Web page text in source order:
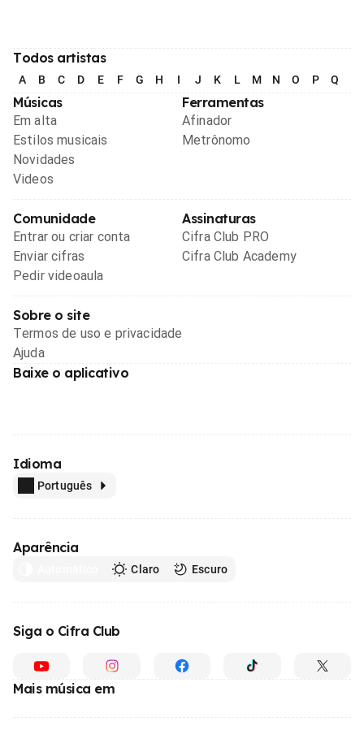
Todos artistas
A B C D E F G H I J K L M N O P Q
Músicas
Em alta
Estilos musicais
Novidades
Videos
Ferramentas
Afinador
Metrônomo
Comunidade
Entrar ou criar conta
Enviar cifras
Pedir videoaula
Assinaturas
Cifra Club PRO
Cifra Club Academy
Sobre o site
Termos de uso e privacidade
Ajuda
Baixe o aplicativo
Idioma
Português
Aparência
Claro Escuro
Siga o Cifra Club
Mais música em